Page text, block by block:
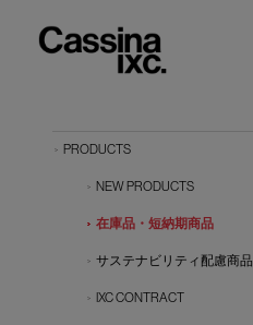
PRODUCTS
NEW PRODUCTS
在庫品・短納期商品
サステナビリティ配慮商品
IXC CONTRACT